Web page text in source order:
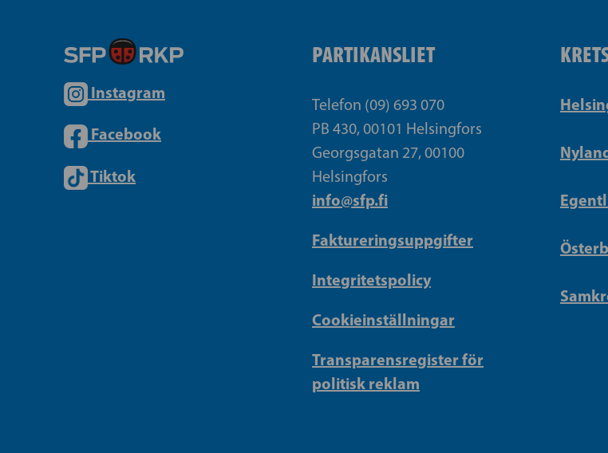
Instagram
Facebook
Tiktok
PARTIKANSLIET
Telefon (09) 693 070
PB 430, 00101 Helsingfors
Georgsgatan 27, 00100
Helsingfors
info@sfp.fi
Faktureringsuppgifter
Integritetspolicy
Cookieinställningar
Transparensregister för
politisk reklam